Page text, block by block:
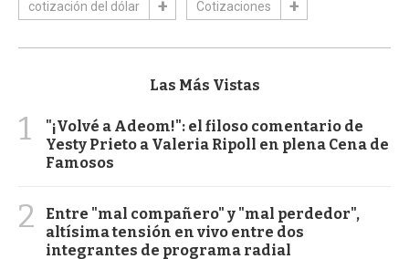
cotización del dólar Cotizaciones
Las Más Vistas
1
"¡Volvé a Adeom!": el filoso comentario de
Yesty Prieto a Valeria Ripoll en plena Cena de
Famosos
2
Entre "mal compañero" y "mal perdedor",
altísima tensión en vivo entre dos
integrantes de programa radial